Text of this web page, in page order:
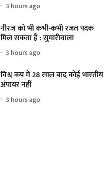
3 hours ago
नीरज को भी कभी-कभी रजत पदक
मिल सकता है : सुमारीवाला
3 hours ago
विश्व कप में 28 साल बाद कोई भारतीय
अंपायर नहीं
3 hours ago